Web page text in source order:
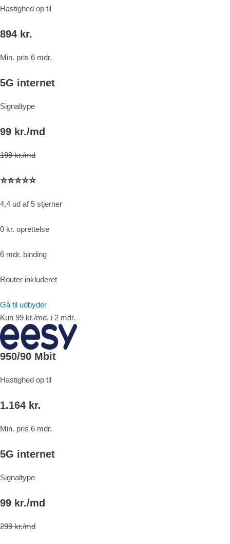
Hastighed op til
894 kr.
Min. pris 6 mdr.
5G internet
Signaltype
99 kr./md
199 kr./md
⭐⭐⭐⭐⭐
4,4 ud af 5 stjerner
0 kr. oprettelse
6 mdr. binding
Router inkluderet
Gå til udbyder
Kun 99 kr./md. i 2 mdr.
950/90 Mbit
Hastighed op til
1.164 kr.
Min. pris 6 mdr.
5G internet
Signaltype
99 kr./md
299 kr./md